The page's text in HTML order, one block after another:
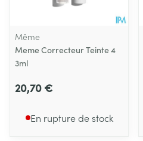
Même
Meme Correcteur Teinte 4
3ml
20,70 €
En rupture de stock